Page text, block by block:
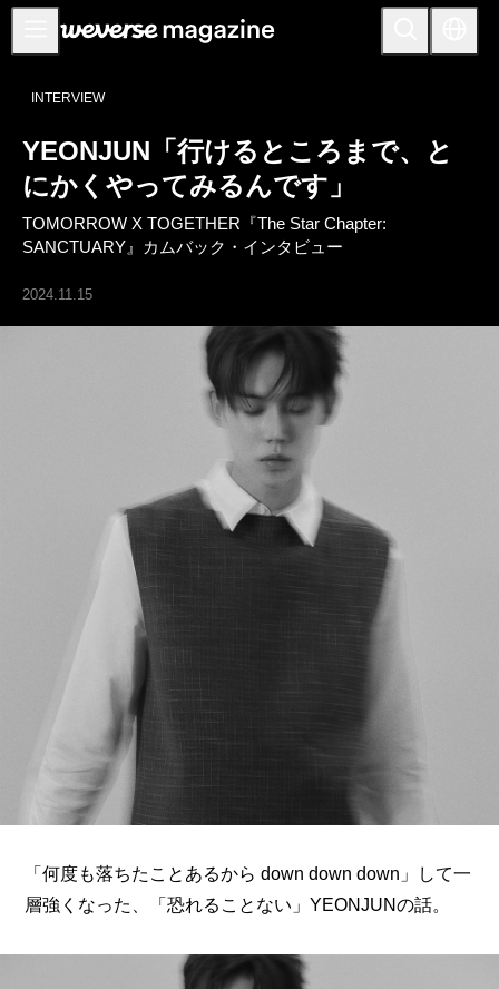
お知らせ
FEATURE
INTERVIEW
REVIEW
INTERVIEW
YEONJUN「行けるところまで、と
にかくやってみるんです」
TOMORROW X TOGETHER『The Star Chapter:
SANCTUARY』カムバック・インタビュー
2024.11.15
「何度も落ちたことあるから down down down」して一
層強くなった、「恐れることない」YEONJUNの話。